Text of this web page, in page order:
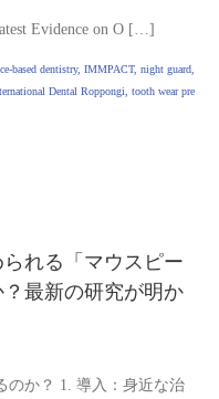
Evidence on O […]
dentistry, IMMPACT, night guard
Dental Roppongi
tooth wear pre
られる「マウスピー
最新の研究が明か
のか？ 1. 導入：身近な治